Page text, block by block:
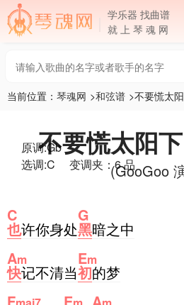
学乐器 找曲谱
就 上 琴 魂 网
当前位置： 琴魂网 >和弦谱 >不要慌太
不要慌太阳
(GooGoo
原调:Gb
选调:C
变调夹：6 品
C
也许你身处
G
黑暗之中
Am
快记不清当
Em
初的梦